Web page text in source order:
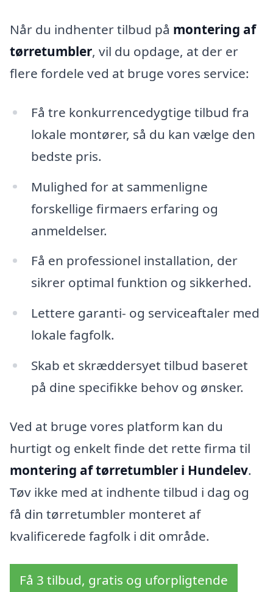
Når du indhenter tilbud på montering af
tørretumbler, vil du opdage, at der er
flere fordele ved at bruge vores service:
Få tre konkurrencedygtige tilbud fra
lokale montører, så du kan vælge den
bedste pris.
Mulighed for at sammenligne
forskellige firmaers erfaring og
anmeldelser.
Få en professionel installation, der
sikrer optimal funktion og sikkerhed.
Lettere garanti- og serviceaftaler med
lokale fagfolk.
Skab et skræddersyet tilbud baseret
på dine specifikke behov og ønsker.
Ved at bruge vores platform kan du
hurtigt og enkelt finde det rette firma til
montering af tørretumbler i Hundelev.
Tøv ikke med at indhente tilbud i dag og
få din tørretumbler monteret af
kvalificerede fagfolk i dit område.
Få 3 tilbud, gratis og uforpligtende